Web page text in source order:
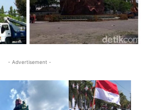
- Advertisement -